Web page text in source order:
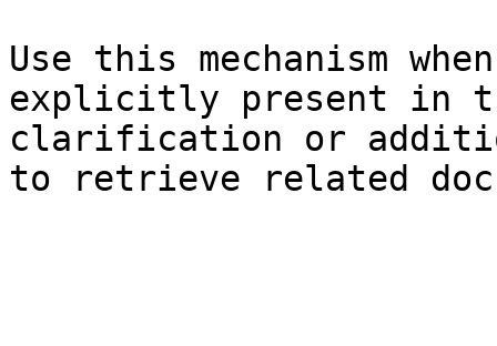
Use this mechanism
explicitly present in
clarification or